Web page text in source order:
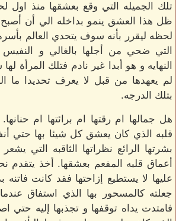
تلك الجميله التي وقع بعشقها منذ اول
ظل هذا العشق ينمو بداخله الي أن أصبح
لحظه ليقرر بأنه سوف يتحدي العالم بأسره
التي ضحي من أجلها بالغالي و
النهايه و هو أبدا غير نادم فتلك المرأة
لم يعهدها من قبل لا يعرف تحديدا ما
بتلك الدرجه.
هل جمالها ام رقتها ام برائتها ام
قلبه الذي كان يعشق كل شيئا بها حتي
بشرتها الرائع نظراتها الثاقبه التي
أعماق قلبه المفعم بعشقها. أخذ يتقدم
عليها لا يستطيع إزاحتها فقد كانت
جعلته كالمسحور بها الذي استفاق
فامتدت يداه توقفها و تجذبها إليه